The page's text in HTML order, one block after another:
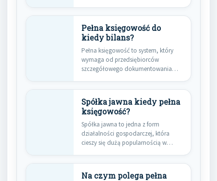
Pełna księgowość do
kiedy bilans?
Pełna księgowość to system, który
wymaga od przedsiębiorców
szczegółowego dokumentowania
Spółka jawna kiedy pełna
księgowość?
Spółka jawna to jedna z form
działalności gospodarczej, która
cieszy się dużą popularnością w
Na czym polega pełna